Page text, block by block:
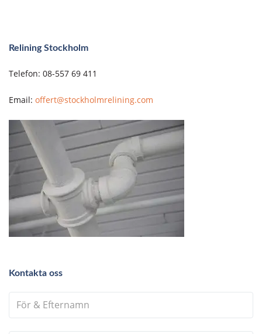
Relining Stockholm
Telefon: 08-557 69 411
Email: offert@stockholmrelining.com
Kontakta oss